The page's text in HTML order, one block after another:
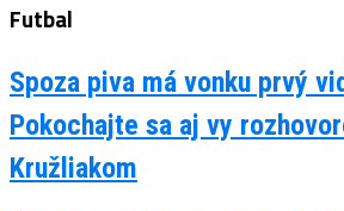
Futbal
Spoza piva má vonku prvý
Pokochajte sa aj vy
Kružliakom